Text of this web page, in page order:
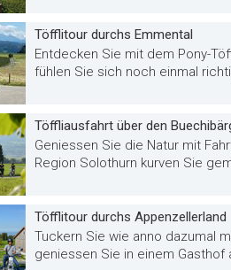
Töfflitour durchs Emmental
Entdecken Sie mit dem Pony-
fühlen Sie sich noch einmal
Töffliausfahrt über den
Geniessen Sie die Natur mit
Region Solothurn kurven Sie
Töfflitour durchs Appenzellerland
Tuckern Sie wie anno dazumal
geniessen Sie in einem